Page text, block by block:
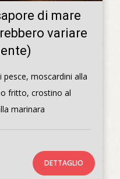
di mare
variare
moscardini alla
fritto, crostino al
marinara
DETTAGLIO